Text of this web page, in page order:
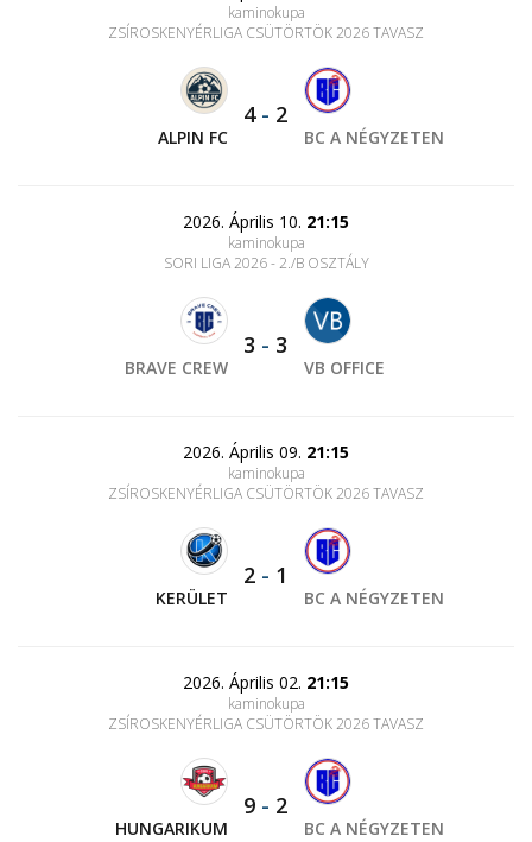
kaminokupa
ZSÍROSKENYÉRLIGA CSÜTÖRTÖK 2026 TAVASZ
ALPIN FC
4- 2
BC A NÉGYZETEN
2026. Április 10. 21:15
kaminokupa
SORI LIGA 2026 - 2./B OSZTÁLY
BRAVE CREW
3 - 3
VB OFFICE
2026. Április 09. 21:15
kaminokupa
ZSÍROSKENYÉRLIGA CSÜTÖRTÖK 2026 TAVASZ
KERÜLET
2 - 1
BC A NÉGYZETEN
2026. Április 02. 21:15
kaminokupa
ZSÍROSKENYÉRLIGA CSÜTÖRTÖK 2026 TAVASZ
HUNGARIKUM
9 - 2
BC A NÉGYZETEN